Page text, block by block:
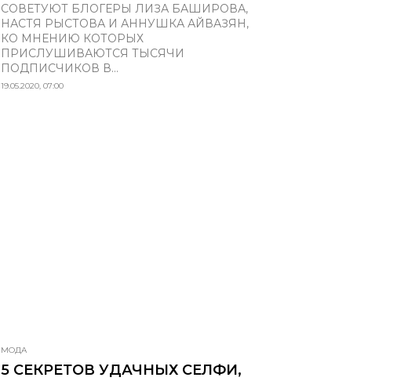
СОВЕТУЮТ БЛОГЕРЫ ЛИЗА БАШИРОВА,
НАСТЯ РЫСТОВА И АННУШКА АЙВАЗЯН,
КО МНЕНИЮ КОТОРЫХ
ПРИСЛУШИВАЮТСЯ ТЫСЯЧИ
ПОДПИСЧИКОВ В...
19.05.2020, 07:00
МОДА
5 СЕКРЕТОВ УДАЧНЫХ СЕЛФИ,